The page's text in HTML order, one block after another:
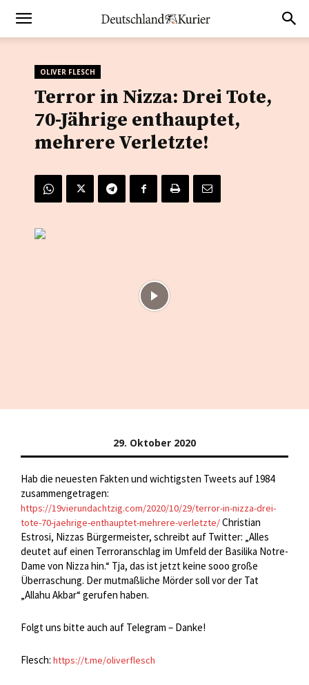
OLIVER FLESCH
Terror in Nizza: Drei Tote,
70-Jährige enthauptet,
mehrere Verletzte!
29. Oktober 2020
Hab die neuesten Fakten und wichtigsten Tweets auf 1984
zusammengetragen:
https://19vierundachtzig.com/2020/10/29/terror-in-nizza-drei-
tote-70-jaehrige-enthauptet-mehrere-verletzte/Christian
Estrosi, Nizzas Bürgermeister, schreibt auf Twitter: „Alles
deutet auf einen Terroranschlag im Umfeld der Basilika Notre-
Dame von Nizza hin.“ Tja, das ist jetzt keine sooo große
Überraschung. Der mutmaßliche Mörder soll vor der Tat
„Allahu Akbar“ gerufen haben.
Folgt uns bitte auch auf Telegram – Danke!
Flesch: https://t.me/oliverflesch